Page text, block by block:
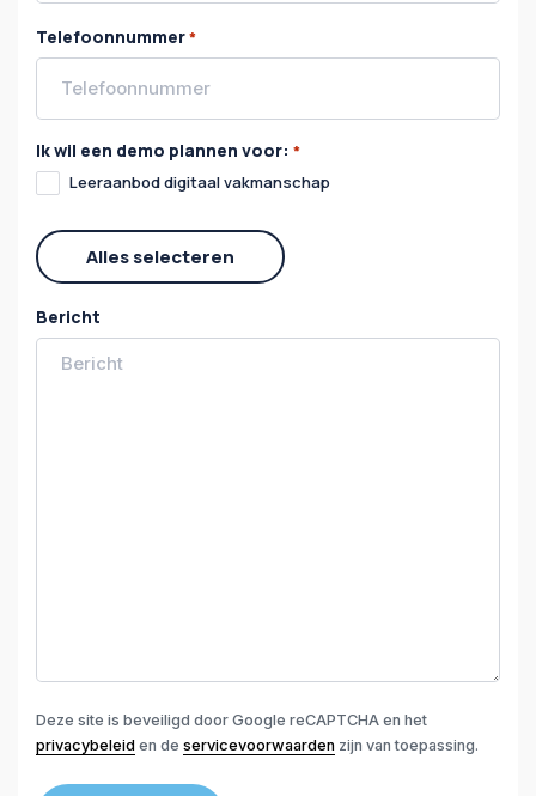
Telefoonnummer*
Ik wil een demo plannen voor: *
Leeraanbod digitaal vakmanschap
Alles selecteren
Bericht
Deze site is beveiligd door Google reCAPTCHA en het
privacybeleid en de servicevoorwaarden zijn van toepassing.